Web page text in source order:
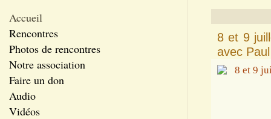
Accueil
Rencontres
Photos de rencontres
Notre association
Faire un don
Audio
Vidéos
8 et 9
avec